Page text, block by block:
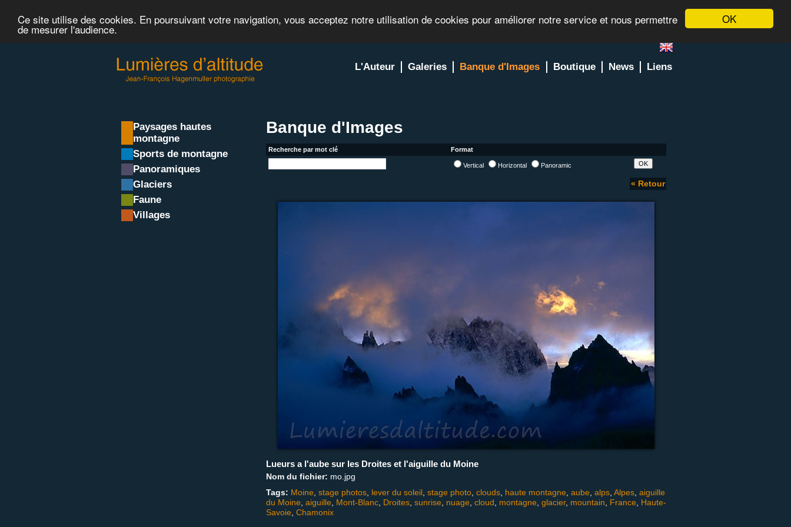
OK
Ce site utilise des cookies. En poursuivant votre navigation, vous acceptez notre utilisation de cookies pour améliorer notre service et nous permettre
de mesurer l'audience.
L'Auteur Galeries Banque d'Images Boutique News Liens
Paysages hautes
montagne
Sports de montagne
Panoramiques
Glaciers
Faune
Villages
Banque d'Images
Recherche par mot clé Format
Vertical Horizontal Panoramic
« Retour
Lueurs a l'aube sur les Droites et l'aiguille du Moine
Nom du fichier: mo.jpg
Tags: Moine stage photos lever du soleil stage photo clouds haute montagne aube alps Alpes aiguille
du Moine aiguille Mont-Blanc Droites sunrise nuage cloud montagne glacier, mountain France Haute-
Savoie Chamonix